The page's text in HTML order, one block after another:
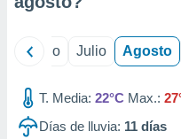
mediante
publicidad
Junio Julio Agosto
T. Media: 22°C Max.:
Días de lluvia: 11 días